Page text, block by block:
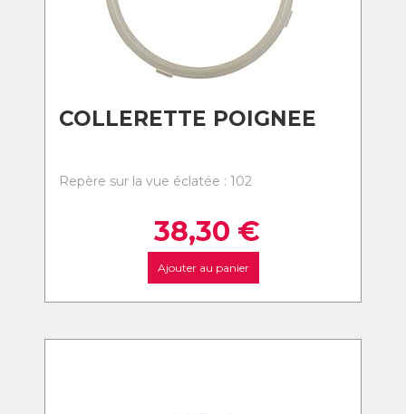
COLLERETTE POIGNEE
Repère sur la vue éclatée : 102
38,30 €
Ajouter au panier